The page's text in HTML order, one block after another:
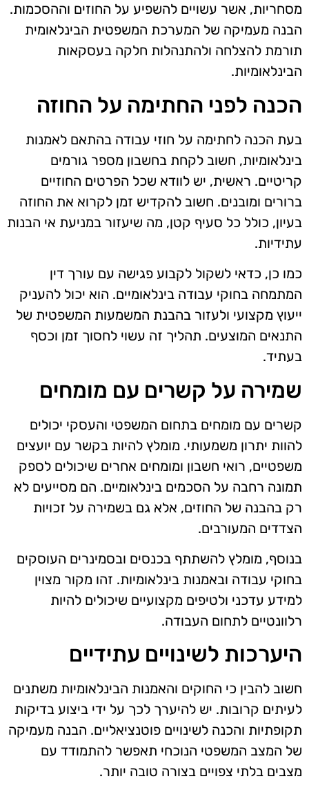
מסחריות, אשר עשויים להשפיע על החוזים וההסכמות.
הבנה מעמיקה של המערכת המשפטית הבינלאומית
תורמת להצלחה ולהתנהלות חלקה בעסקאות
הבינלאומיות.
הכנה לפני החתימה על החוזה
בעת הכנה לחתימה על חוזי עבודה בהתאם לאמנות
בינלאומיות, חשוב לקחת בחשבון מספר גורמים
קריטיים. ראשית, יש לוודא שכל הפרטים החוזיים
ברורים ומובנים. חשוב להקדיש זמן לקרוא את החוזה
בעיון, כולל כל סעיף קטן, מה שיעזור במניעת אי הבנות
עתידיות.
כמו כן, כדאי לשקול לקבוע פגישה עם עורך דין
המתמחה בחוקי עבודה בינלאומיים. הוא יכול להעניק
ייעוץ מקצועי ולעזור בהבנת המשמעות המשפטית של
התנאים המוצעים. תהליך זה עשוי לחסוך זמן וכסף
בעתיד.
שמירה על קשרים עם מומחים
קשרים עם מומחים בתחום המשפטי והעסקי יכולים
להוות יתרון משמעותי. מומלץ להיות בקשר עם יועצים
משפטיים, רואי חשבון ומומחים אחרים שיכולים לספק
תמונה רחבה על הסכמים בינלאומיים. הם מסייעים לא
רק בהבנה של החוזים, אלא גם בשמירה על זכויות
הצדדים המעורבים.
בנוסף, מומלץ להשתתף בכנסים ובסמינרים העוסקים
בחוקי עבודה ובאמנות בינלאומיות. זהו מקור מצוין
למידע עדכני ולטיפים מקצועיים שיכולים להיות
רלוונטיים לתחום העבודה.
היערכות לשינויים עתידיים
חשוב להבין כי החוקים והאמנות הבינלאומיות משתנים
לעיתים קרובות. יש להיערך לכך על ידי ביצוע בדיקות
תקופתיות והכנה לשינויים פוטנציאליים. הבנה מעמיקה
של המצב המשפטי הנוכחי תאפשר להתמודד עם
מצבים בלתי צפויים בצורה טובה יותר.